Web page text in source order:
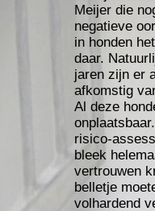
Meijer die
negatieve
in honden
daar.
jaren zijn er
afkomstig
Al deze
risico-
bleek
vertrouwen
belletje
volhardend